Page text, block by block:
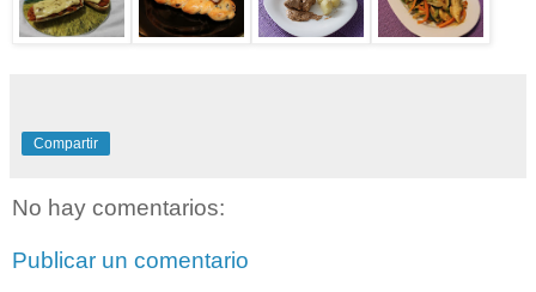
Compartir
No hay comentarios:
Publicar un comentario